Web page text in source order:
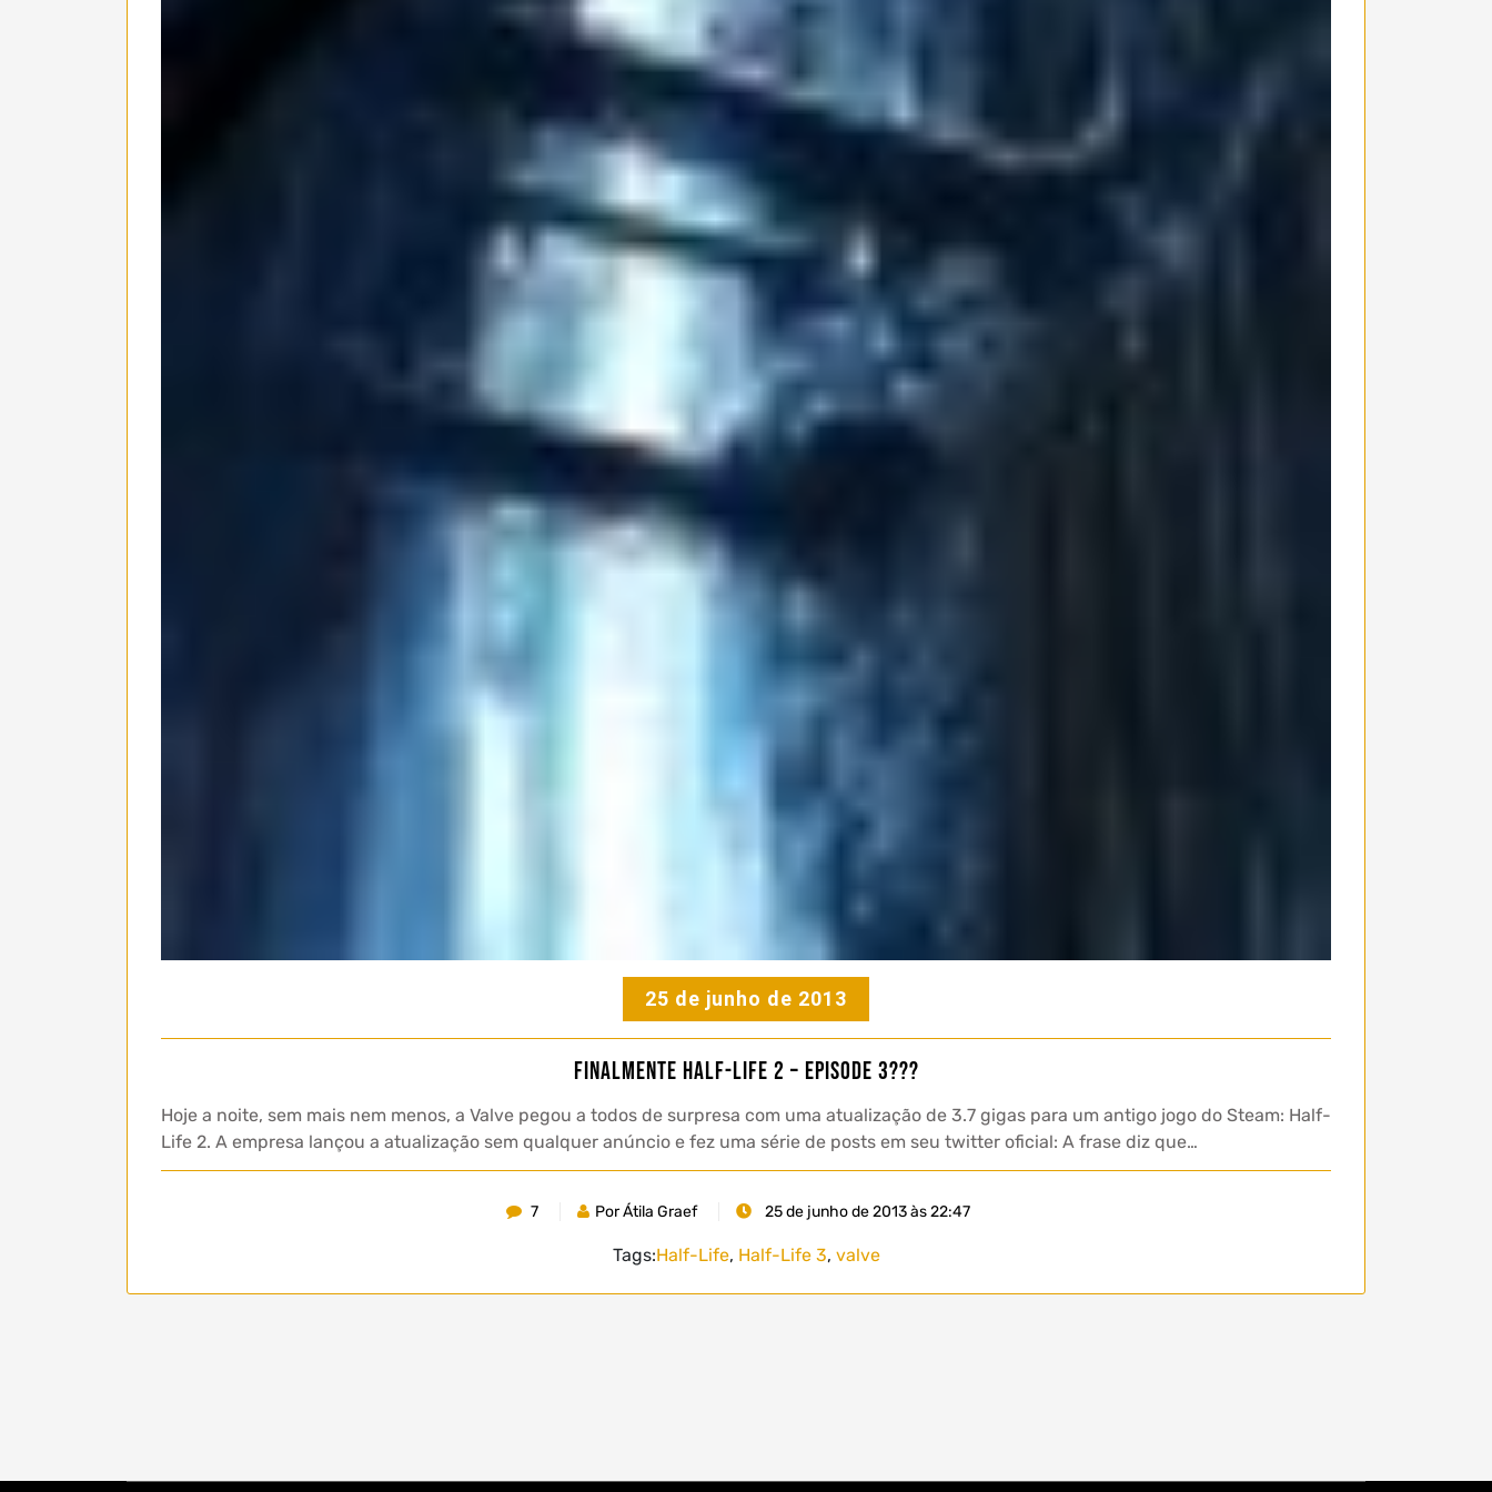
25 de junho de 2013
Finalmente Half-Life 2 – Episode 3???
Hoje a noite, sem mais nem menos, a Valve pegou a todos de surpresa com uma atualização de 3.7 gigas para um antigo jogo do Steam: Half-
Life 2. A empresa lançou a atualização sem qualquer anúncio e fez uma série de posts em seu twitter oficial: A frase diz que…
7 Por Átila Graef 25 de junho de 2013 às 22:47
Tags:Half-Life, Half-Life 3, valve